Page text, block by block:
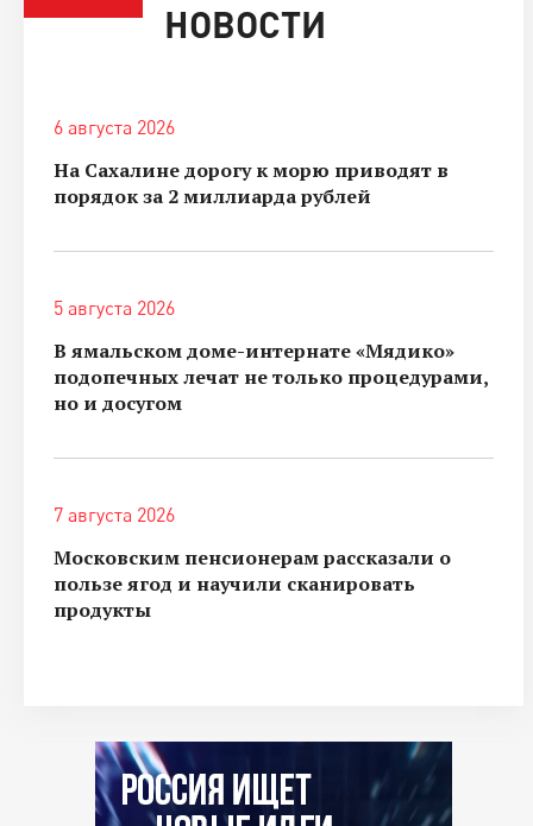
НОВОСТИ
6 августа 2026
На Сахалине дорогу к морю приводят в
порядок за 2 миллиарда рублей
5 августа 2026
В ямальском доме-интернате «Мядико»
подопечных лечат не только процедурами,
но и досугом
7 августа 2026
Московским пенсионерам рассказали о
пользе ягод и научили сканировать
продукты